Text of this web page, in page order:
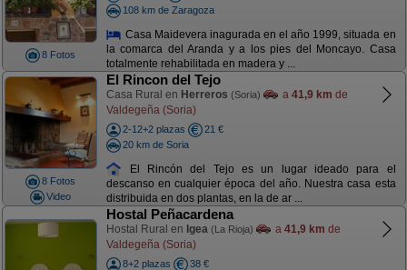
8 Fotos
108 km de Zaragoza
Casa Maidevera inagurada en el año 1999, situada en
la comarca del Aranda y a los pies del Moncayo. Casa
totalmente rehabilitada en madera y ...
8 Fotos
Video
El Rincon del Tejo
Casa Rural en Herreros (Soria) a 41,9 km de
Valdegeña (Soria)
2-12+2 plazas
21 €
20 km de Soria
El Rincón del Tejo es un lugar ideado para el
descanso en cualquier época del año. Nuestra casa esta
distribuida en dos plantas, en la de ar ...
Hostal Peñacardena
Hostal Rural en Igea (La Rioja) a 41,9 km de
Valdegeña (Soria)
8+2 plazas
38 €